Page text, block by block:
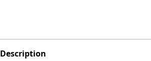
Description